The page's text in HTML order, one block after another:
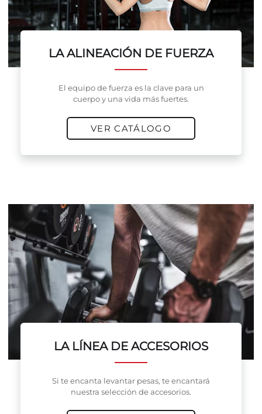
LA ALINEACIÓN DE FUERZA
El equipo de fuerza es la clave para un
cuerpo y una vida más fuertes.
VER CATÁLOGO
LA LÍNEA DE ACCESORIOS
Si te encanta levantar pesas, te encantará
nuestra selección de accesorios.